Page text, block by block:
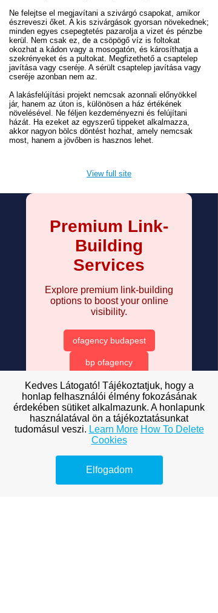
Ne felejtse el megjavítani a szivárgó csapokat, amikor
észreveszi őket. A kis szivárgások gyorsan növekednek;
minden egyes csepegtetés pazarolja a vizet és pénzbe
kerül. Nem csak ez, de a csöpögő víz is foltokat
okozhat a kádon vagy a mosogatón, és károsíthatja a
szekrényeket és a pultokat. Megfizethető a csaptelep
javítása vagy cseréje. A sérült csaptelep javítása vagy
cseréje azonban nem az.
A lakásfelújítási projekt nemcsak azonnali előnyökkel
jár, hanem az úton is, különösen a ház értékének
növelésével. Ne féljen kezdeményezni és felújítani
házát. Ha ezeket az egyszerű tippeket alkalmazza,
akkor nagyon bölcs döntést hozhat, amely nemcsak
most, hanem a jövőben is hasznos lehet.
View full site
Premium Link-
Building
Services
Explore premium link-building
options to boost your online
visibility.
ofagency budapest
bp ofagency
of BP agency
onlyfans budapest
cégek átalánydíjas képviselet
cégalapítás
Kedves Látogató! Tájékoztatjuk, hogy a
honlap felhasználói élmény fokozásának
érdekében sütiket alkalmazunk. A honlapunk
használatával ön a tájékoztatásunkat
tudomásul veszi. Learn More How To Delete
Cookies
Elfogadom